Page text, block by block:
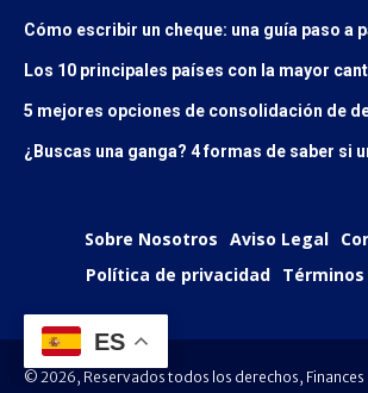
Cómo escribir un cheque: una guía paso a
Los 10 principales países con la mayor
5 mejores opciones de consolidación de
¿Buscas una ganga? 4 formas de saber si
Sobre Nosotros Aviso Legal
Política de privacidad Términos
© 2026, Reservados todos los derechos, Finances
ES